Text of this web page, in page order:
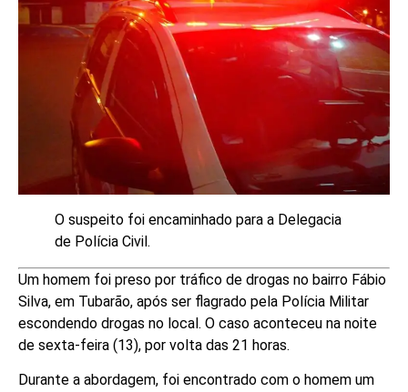
O suspeito foi encaminhado para a Delegacia
de Polícia Civil.
Um homem foi preso por tráfico de drogas no bairro Fábio
Silva, em Tubarão, após ser flagrado pela Polícia Militar
escondendo drogas no local. O caso aconteceu na noite
de sexta-feira (13), por volta das 21 horas.
Durante a abordagem, foi encontrado com o homem um